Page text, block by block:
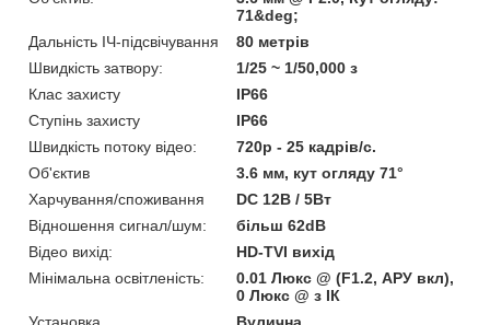
71&deg;
Дальність ІЧ-підсвічування
80 метрів
Швидкість затвору:
1/25 ~ 1/50,000 з
Клас захисту
IP66
Ступінь захисту
IP66
Швидкість потоку відео:
720p - 25 кадрів/с.
Об'єктив
3.6 мм, кут огляду 71°
Харчування/споживання
DC 12В / 5Вт
Відношення сигнал/шум:
більш 62dB
Відео вихід:
HD-TVI вихід
Мінімальна освітленість:
0.01 Люкс @ (F1.2, АРУ вкл),
0 Люкс @ з ІК
Установка
Вулична